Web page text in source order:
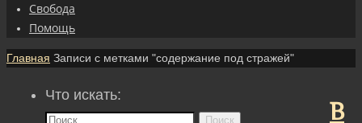
Свобода
Помощь
Главная Записи с метками "содержание под стражей"
В
Что искать:
Поиск